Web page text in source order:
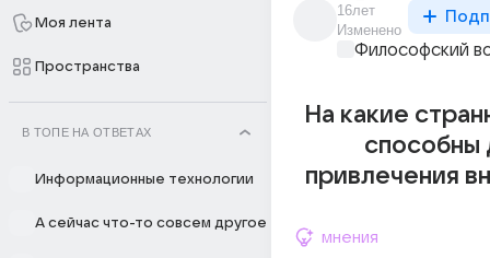
Моя лента
Пространства
В ТОПЕ НА ОТВЕТАХ
Информационные технологии
А сейчас что-то совсем другое
16лет
Изменено
Философский
На какие
способны
привлечения
мнения